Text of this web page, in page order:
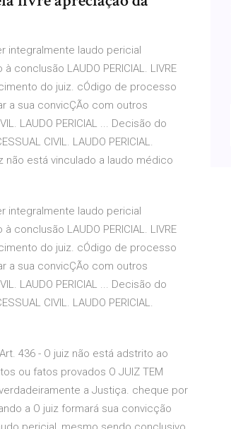
integralmente laudo pericial
LAUDO PERICIAL. LIVRE
do juiz. cÓdigo de processo
a sua convicÇÃo com outros
LAUDO PERICIAL ... Decisão do
CIVIL. LAUDO PERICIAL.
não está vinculado a laudo médico
integralmente laudo pericial
LAUDO PERICIAL. LIVRE
do juiz. cÓdigo de processo
a sua convicÇÃo com outros
LAUDO PERICIAL ... Decisão do
CIVIL. LAUDO PERICIAL.
436 - O juiz não está adstrito ao
ou fatos provados O JUIZ TEM
verdadeiramente a Justiça. cheque por
a O juiz formará sua convicção